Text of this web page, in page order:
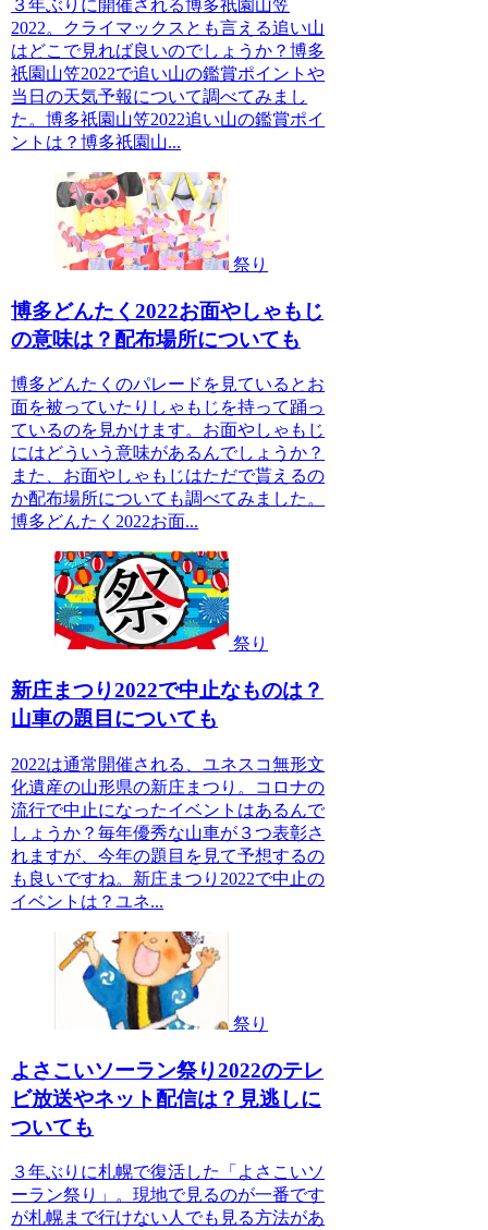
３年ぶりに開催される博多祇園山笠
2022。クライマックスとも言える追い山
はどこで見れば良いのでしょうか？博多
祇園山笠2022で追い山の鑑賞ポイントや
当日の天気予報について調べてみまし
た。博多祇園山笠2022追い山の鑑賞ポイ
ントは？博多祇園山...
祭り
博多どんたく2022お面やしゃもじ
の意味は？配布場所についても
博多どんたくのパレードを見ているとお
面を被っていたりしゃもじを持って踊っ
ているのを見かけます。お面やしゃもじ
にはどういう意味があるんでしょうか？
また、お面やしゃもじはただで貰えるの
か配布場所についても調べてみました。
博多どんたく2022お面...
祭り
新庄まつり2022で中止なものは？
山車の題目についても
2022は通常開催される、ユネスコ無形文
化遺産の山形県の新庄まつり。コロナの
流行で中止になったイベントはあるんで
しょうか？毎年優秀な山車が３つ表彰さ
れますが、今年の題目を見て予想するの
も良いですね。新庄まつり2022で中止の
イベントは？ユネ...
祭り
よさこいソーラン祭り2022のテレ
ビ放送やネット配信は？見逃しに
ついても
３年ぶりに札幌で復活した「よさこいソ
ーラン祭り」。現地で見るのが一番です
が札幌まで行けない人でも見る方法があ